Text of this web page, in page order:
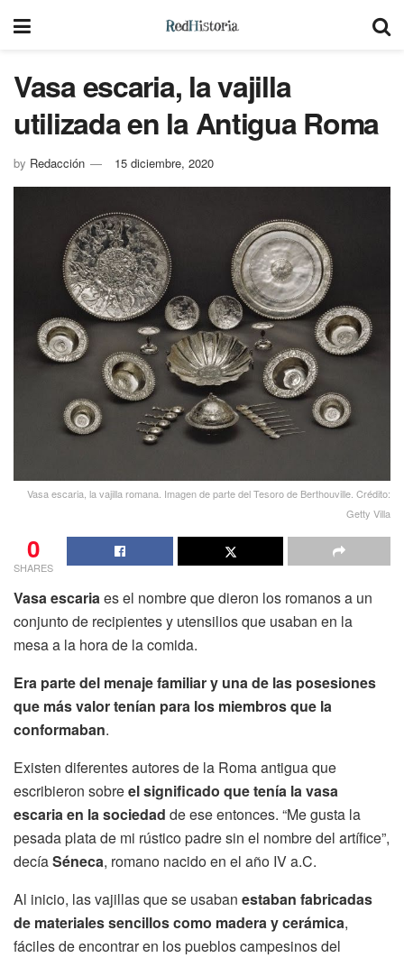
Vasa escaria, la vajilla
utilizada en la Antigua Roma
by Redacción 15 diciembre, 2020
Vasa escaria, la vajilla romana. Imagen de parte del Tesoro de Berthouville. Crédito:
Getty Villa
0
SHARES
Vasa escariaes el nombre que dieron los romanos a un
conjunto de recipientes y utensilios que usaban en la
mesa a la hora de la comida.
Era parte del menaje familiar y una de las posesiones
que más valor tenían para los miembros que la
conformaban.
Existen diferentes autores de la Roma antigua que
escribieron sobreel significado que tenía la vasa
escaria en la sociedad de ese entonces. “Me gusta la
pesada plata de mi rústico padre sin el nombre del artífice”,
decíaSéneca, romano nacido en el año IV a.C.
Al inicio, las vajillas que se usaban estaban fabricadas
de materiales sencillos como madera y cerámica,
fáciles de encontrar en los pueblos campesinos del